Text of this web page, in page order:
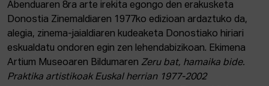
Abenduaren 8ra arte irekita egongo den erakusketa
Donostia Zinemaldiaren 1977ko edizioan ardaztuko da,
alegia, zinema-jaialdiaren kudeaketa Donostiako hiriari
eskualdatu ondoren egin zen lehendabizikoan. Ekimena
Artium Museoaren Bildumaren Zeru bat, hamaika bide.
Praktika artistikoak Euskal herrian 1977-2002